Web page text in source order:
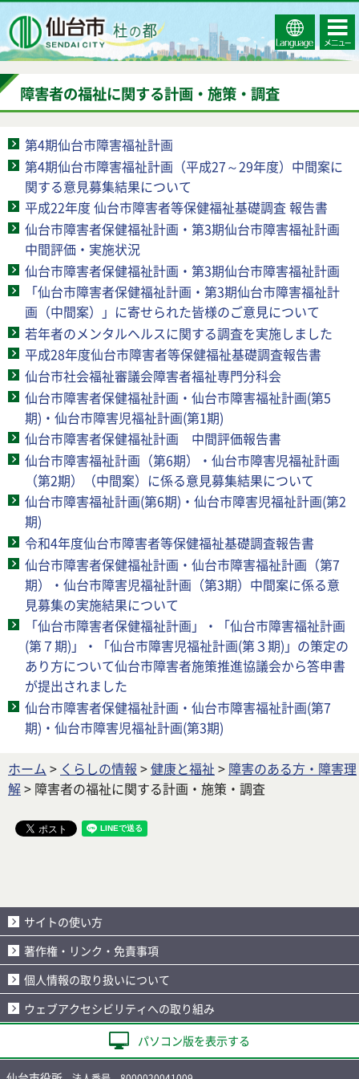
Select
Language
コンテ
ンツメ
ニュー
障害者の福祉に関する計画・施策・調査
第4期仙台市障害福祉計画
第4期仙台市障害福祉計画（平成27～29年度）中間案に
関する意見募集結果について
平成22年度 仙台市障害者等保健福祉基礎調査 報告書
仙台市障害者保健福祉計画・第3期仙台市障害福祉計画
中間評価・実施状況
仙台市障害者保健福祉計画・第3期仙台市障害福祉計画
「仙台市障害者保健福祉計画・第3期仙台市障害福祉計
画（中間案）」に寄せられた皆様のご意見について
若年者のメンタルヘルスに関する調査を実施しました
平成28年度仙台市障害者等保健福祉基礎調査報告書
仙台市社会福祉審議会障害者福祉専門分科会
仙台市障害者保健福祉計画・仙台市障害福祉計画(第5
期)・仙台市障害児福祉計画(第1期)
仙台市障害者保健福祉計画 中間評価報告書
仙台市障害福祉計画（第6期）・仙台市障害児福祉計画
（第2期）（中間案）に係る意見募集結果について
仙台市障害福祉計画(第6期)・仙台市障害児福祉計画(第2
期)
令和4年度仙台市障害者等保健福祉基礎調査報告書
仙台市障害者保健福祉計画・仙台市障害福祉計画（第7
期）・仙台市障害児福祉計画（第3期）中間案に係る意
見募集の実施結果について
「仙台市障害者保健福祉計画」・「仙台市障害福祉計画
(第７期)」・「仙台市障害児福祉計画(第３期)」の策定の
あり方について仙台市障害者施策推進協議会から答申書
が提出されました
仙台市障害者保健福祉計画・仙台市障害福祉計画(第7
期)・仙台市障害児福祉計画(第3期)
ホーム > くらしの情報 >健康と福祉 > 障害のある方・障害理
解> 障害者の福祉に関する計画・施策・調査
サイトの使い方
著作権・リンク・免責事項
個人情報の取り扱いについて
ウェブアクセシビリティへの取り組み
パソコン版を表示する